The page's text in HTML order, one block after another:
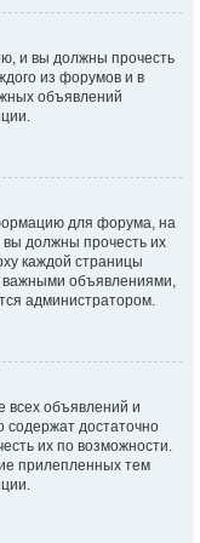
и вы должны прочесть
из форумов и в
объявлений
для форума, на
должны прочесть их
каждой страницы
важными объявлениями,
администратором.
объявлений и
содержат достаточно
их по возможности.
прилепленных тем